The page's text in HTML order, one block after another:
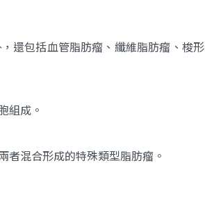
還包括血管脂肪瘤、纖維脂肪瘤、梭形
組成。
者混合形成的特殊類型脂肪瘤。